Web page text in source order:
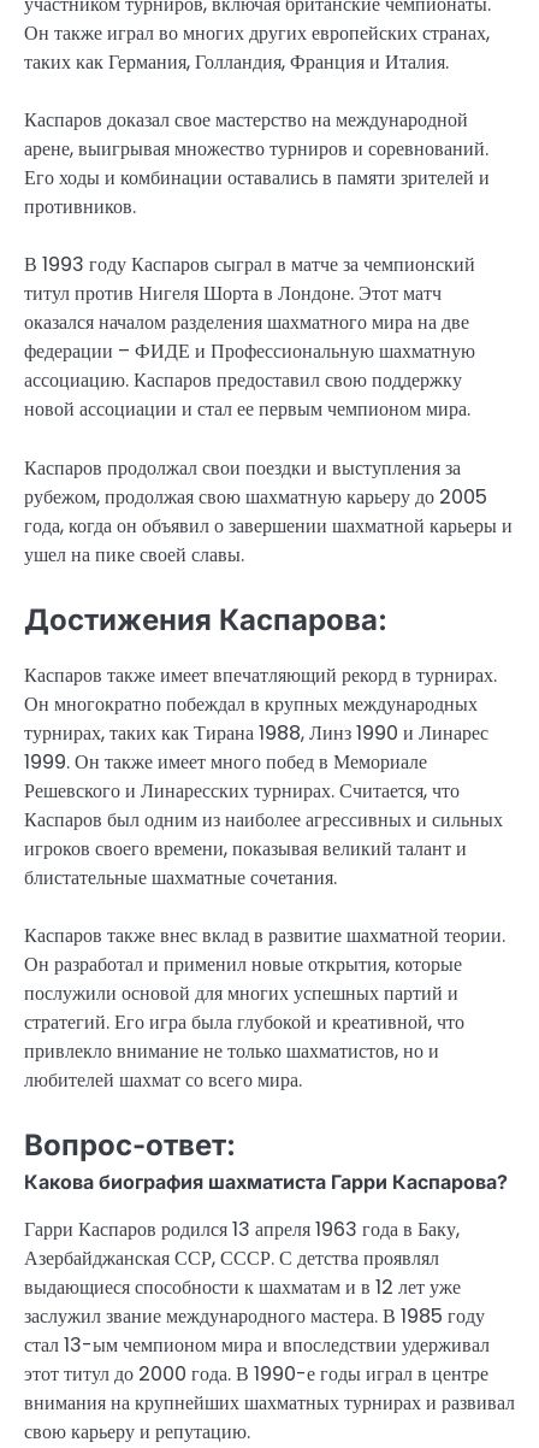
Он также играл во многих других европейских странах,
таких как Германия, Голландия, Франция и Италия.
Каспаров доказал свое мастерство на международной
арене, выигрывая множество турниров и соревнований.
Его ходы и комбинации оставались в памяти зрителей и
противников.
В 1993 году Каспаров сыграл в матче за чемпионский
титул против Нигеля Шорта в Лондоне. Этот матч
оказался началом разделения шахматного мира на две
федерации – ФИДЕ и Профессиональную шахматную
ассоциацию. Каспаров предоставил свою поддержку
новой ассоциации и стал ее первым чемпионом мира.
Каспаров продолжал свои поездки и выступления за
рубежом, продолжая свою шахматную карьеру до 2005
года, когда он объявил о завершении шахматной карьеры и
ушел на пике своей славы.
Достижения Каспарова:
Каспаров также имеет впечатляющий рекорд в турнирах.
Он многократно побеждал в крупных международных
турнирах, таких как Тирана 1988, Линз 1990 и Линарес
1999. Он также имеет много побед в Мемориале
Решевского и Линаресских турнирах. Считается, что
Каспаров был одним из наиболее агрессивных и сильных
игроков своего времени, показывая великий талант и
блистательные шахматные сочетания.
Каспаров также внес вклад в развитие шахматной теории.
Он разработал и применил новые открытия, которые
послужили основой для многих успешных партий и
стратегий. Его игра была глубокой и креативной, что
привлекло внимание не только шахматистов, но и
любителей шахмат со всего мира.
Вопрос-ответ:
Какова биография шахматиста Гарри Каспарова?
Гарри Каспаров родился 13 апреля 1963 года в Баку,
Азербайджанская ССР, СССР. С детства проявлял
выдающиеся способности к шахматам и в 12 лет уже
заслужил звание международного мастера. В 1985 году
стал 13-ым чемпионом мира и впоследствии удерживал
этот титул до 2000 года. В 1990-е годы играл в центре
внимания на крупнейших шахматных турнирах и развивал
свою карьеру и репутацию.